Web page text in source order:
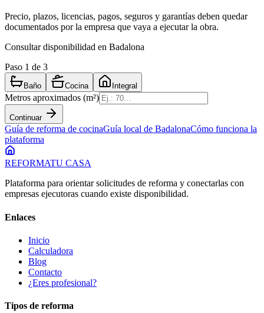
Precio, plazos, licencias, pagos, seguros y garantías deben quedar
documentados por la empresa que vaya a ejecutar la obra.
Consultar disponibilidad en Badalona
Paso 1 de 3
Baño Cocina Integral
Metros aproximados (m²)
Continuar
Guía de reforma de cocinaGuía local de BadalonaCómo funciona la
plataforma
REFORMATU CASA
Plataforma para orientar solicitudes de reforma y conectarlas con
empresas ejecutoras cuando existe disponibilidad.
Enlaces
Inicio
Calculadora
Blog
Contacto
¿Eres profesional?
Tipos de reforma